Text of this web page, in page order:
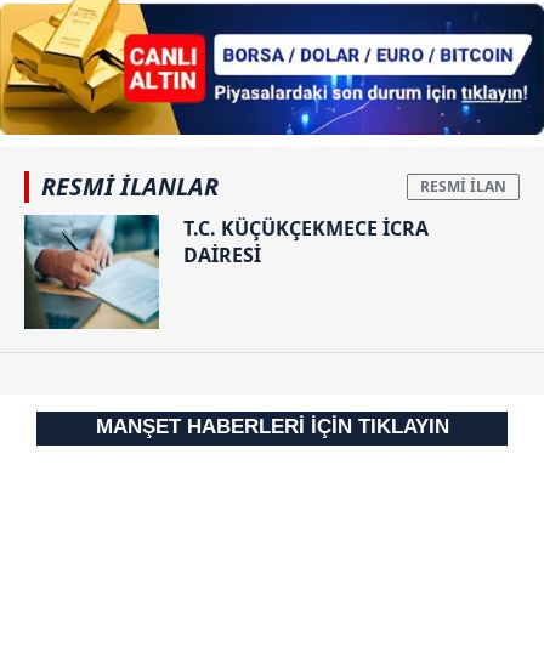
sözler
detayı
RESMİ İLANLAR
T.C. KÜÇÜKÇEKMECE İCRA
DAİRESİ
MANŞET HABERLERİ İÇİN TIKLAYIN